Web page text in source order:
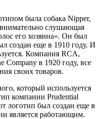
была собака Nipper,
слушающая
его хозяина». Он был
создан еще в 1910 году. И
Компания RCA,
в 1920 году, все
своих товаров.
который используется
компании Prudential
логотип был создан еще в
является работающим.